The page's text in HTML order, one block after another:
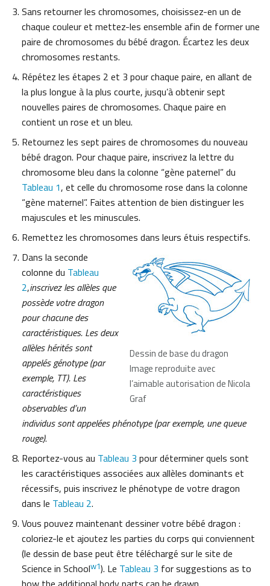
Sans retourner les chromosomes, choisissez-en un de
chaque couleur et mettez-les ensemble afin de former une
paire de chromosomes du bébé dragon. Écartez les deux
chromosomes restants.
Répétez les étapes 2 et 3 pour chaque paire, en allant de
la plus longue à la plus courte, jusqu’à obtenir sept
nouvelles paires de chromosomes. Chaque paire en
contient un rose et un bleu.
Retournez les sept paires de chromosomes du nouveau
bébé dragon. Pour chaque paire, inscrivez la lettre du
chromosome bleu dans la colonne “gène paternel” du
Tableau 1, et celle du chromosome rose dans la colonne
“gène maternel”. Faites attention de bien distinguer les
majuscules et les minuscules.
Remettez les chromosomes dans leurs étuis respectifs.
Dessin de base du dragon
Image reproduite avec
l’aimable autorisation de Nicola
Graf
Dans la seconde
colonne du Tableau
2,inscrivez les allèles que
possède votre dragon
pour chacune des
caractéristiques. Les deux
allèles hérités sont
appelés génotype (par
exemple, TT). Les
caractéristiques
observables d’un
individus sont appelées phénotype (par exemple, une queue
rouge).
Reportez-vous au Tableau 3 pour déterminer quels sont
les caractéristiques associées aux allèles dominants et
récessifs, puis inscrivez le phénotype de votre dragon
dans le Tableau 2.
Vous pouvez maintenant dessiner votre bébé dragon :
coloriez-le et ajoutez les parties du corps qui conviennent
(le dessin de base peut être téléchargé sur le site de
Science in Schoolw1). Le Tableau 3 for suggestions as to